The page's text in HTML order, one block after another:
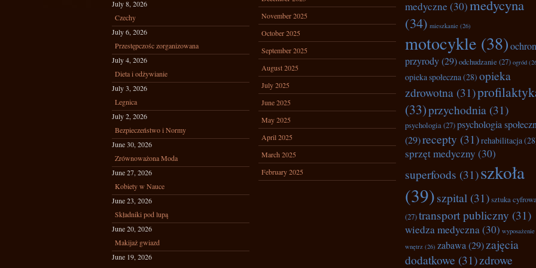
July 8, 2026
Czechy
July 6, 2026
Przestępczośc zorganizowana
July 4, 2026
Dieta i odżywianie
July 3, 2026
Legnica
July 2, 2026
Bezpieczeństwo i Normy
June 30, 2026
Zrównoważona Moda
June 27, 2026
Kobiety w Nauce
June 23, 2026
Składniki pod lupą
June 20, 2026
Makijaż gwiazd
June 19, 2026
November 2025
October 2025
September 2025
August 2025
July 2025
June 2025
May 2025
April 2025
March 2025
February 2025
medyczne (30)medycyna
(34) mieszkanie (26)
motocykle (38)
przyrody(29)odchudzanie (27) ogród
opieka społeczna(28) opieka
zdrowotna (31)
(33)przychodnia (31)
psychologia(27)psychologia
(29)recepty (31)rehabilitacja
sprzęt medyczny (30)
superfoods (31)szkoła
(39)szpital (31)sztuka
(27)transport publiczny (31)
wiedza medyczna(30) wyposażenie
wnętrz (26) zabawa(29)zajęcia
dodatkowe (31)zdrowe